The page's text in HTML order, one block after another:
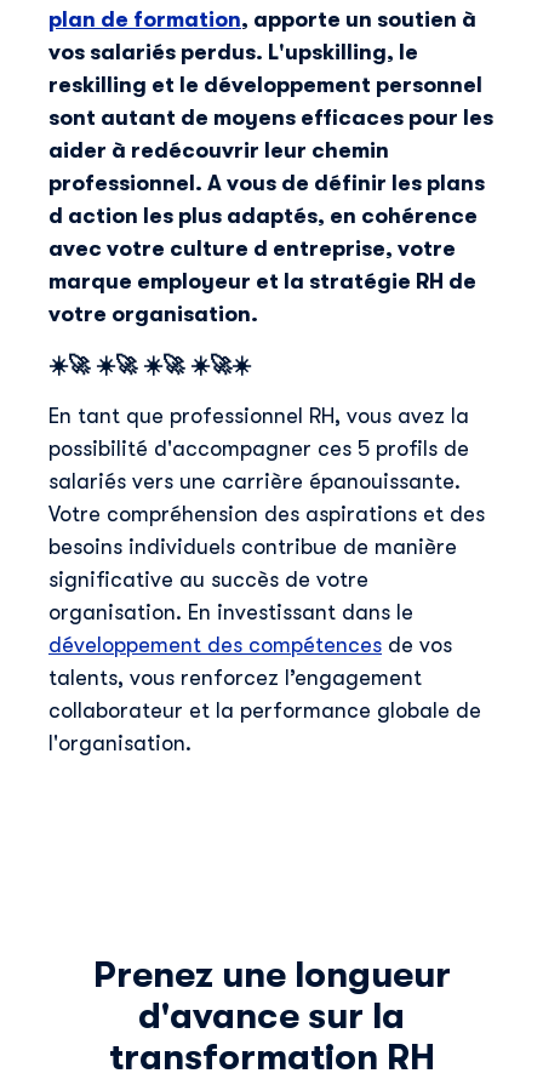
plan de formation, apporte un soutien à
vos salariés perdus. L'upskilling, le
reskilling et le développement personnel
sont autant de moyens efficaces pour les
aider à redécouvrir leur chemin
professionnel. A vous de définir les plans
d action les plus adaptés, en cohérence
avec votre culture d entreprise, votre
marque employeur et la stratégie RH de
votre organisation.
☀️🚀 ☀️🚀 ☀️🚀 ☀️🚀☀️
En tant que professionnel RH, vous avez la
possibilité d'accompagner ces 5 profils de
salariés vers une carrière épanouissante.
Votre compréhension des aspirations et des
besoins individuels contribue de manière
significative au succès de votre
organisation. En investissant dans le
développement des compétences de vos
talents, vous renforcez l’engagement
collaborateur et la performance globale de
l'organisation.
Prenez une longueur
d'avance sur la
transformation RH